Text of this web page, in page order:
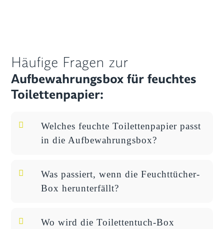
Häufige Fragen zur
Aufbewahrungsbox für feuchtes
Toilettenpapier:
Welches feuchte Toilettenpapier passt
in die Aufbewahrungsbox?
Was passiert, wenn die Feuchttücher-
Box herunterfällt?
Wo wird die Toilettentuch-Box